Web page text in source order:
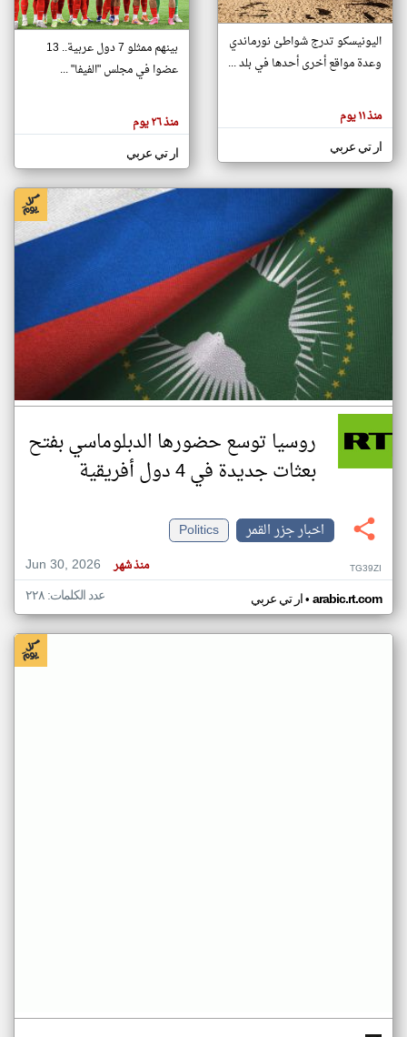
تغيير الدولة
اخبار جزر القمر على مدار الساعة
أهم اخبار جزر القمر العاجلة والمباشرة
هنا عن
وجهة
كاتبيها.
اليونيسكو تدرج شواطئ نورماندي
وعدة مواقع أخرى أحدها في بلد ...
منذ ١١ يوم
ار تي عربي
بينهم ممثلو 7 دول عربية.. 13
عضوا في مجلس "الفيفا" ...
منذ ٢٦ يوم
ار تي عربي
روسيا توسع حضورها الدبلوماسي بفتح
بعثات جديدة في 4 دول أفريقية
اخبار جزر القمر
Politics
Jun 30, 2026
منذ شهر TG39ZI
ار تي عربي• arabic.rt.com عدد الكلمات: ٢٢٨
klyoum.com